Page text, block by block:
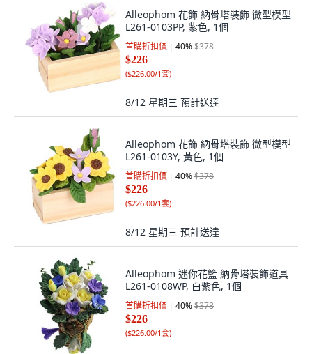
Alleophom 花飾 納骨塔裝飾 微型模型
L261-0103PP, 紫色, 1個
首購折扣價 40%$378
$226
($226.00/1套)
8/12 星期三 預計送達
Alleophom 花飾 納骨塔裝飾 微型模型
L261-0103Y, 黃色, 1個
首購折扣價 40%$378
$226
($226.00/1套)
8/12 星期三 預計送達
Alleophom 迷你花籃 納骨塔裝飾道具
L261-0108WP, 白紫色, 1個
首購折扣價 40%$378
$226
($226.00/1套)